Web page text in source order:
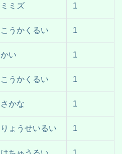
ミミズ 1
こうかくるい 1
かい 1
こうかくるい 1
さかな 1
りょうせいるい 1